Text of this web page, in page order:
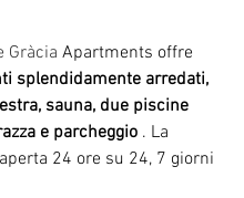
Gràcia Apartments offre
splendidamente arredati,
sauna, due piscine
e parcheggio . La
24 ore su 24, 7 giorni